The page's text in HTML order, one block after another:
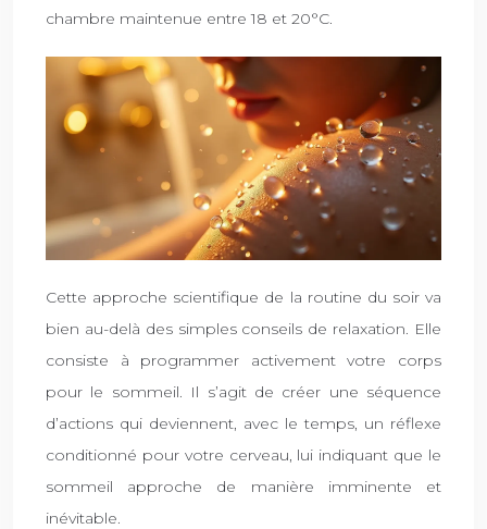
chambre maintenue entre 18 et 20°C.
Cette approche scientifique de la routine du soir va
bien au-delà des simples conseils de relaxation. Elle
consiste à programmer activement votre corps
pour le sommeil. Il s’agit de créer une séquence
d’actions qui deviennent, avec le temps, un réflexe
conditionné pour votre cerveau, lui indiquant que le
sommeil approche de manière imminente et
inévitable.